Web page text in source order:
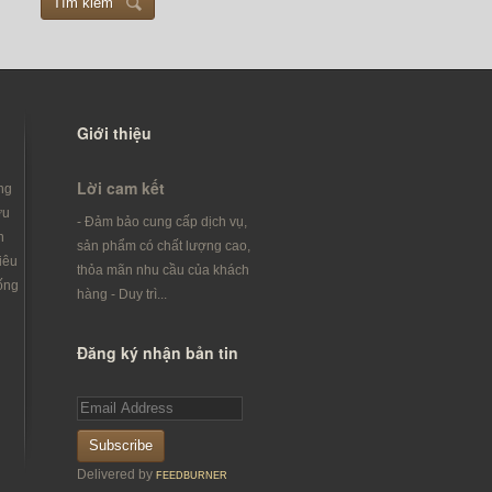
Giới thiệu
Lời cam kết
- Đảm bảo cung cấp dịch vụ,
sản phẩm có chất lượng cao,
thỏa mãn nhu cầu của khách
hàng - Duy trì...
Đăng ký nhận bản tin
Subscribe
Delivered by FEEDBURNER